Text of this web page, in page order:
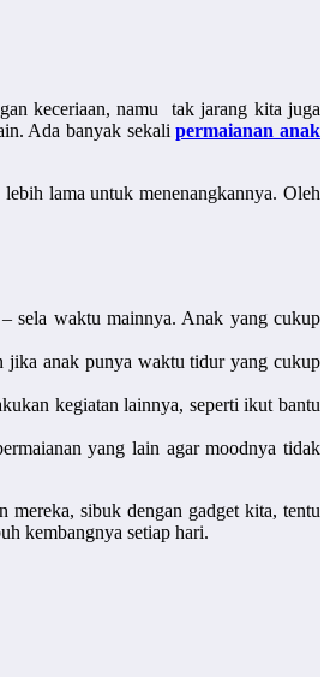
keceriaan, namu tak jarang kita juga
Ada banyak sekalipermaianan anak
lama untuk menenangkannya. Oleh
sela waktu mainnya. Anak yang cukup
jika anak punya waktu tidur yang cukup
kegiatan lainnya, seperti ikut bantu
yang lain agar moodnya tidak
mereka, sibuk dengan gadget kita, tentu
kembangnya setiap hari.